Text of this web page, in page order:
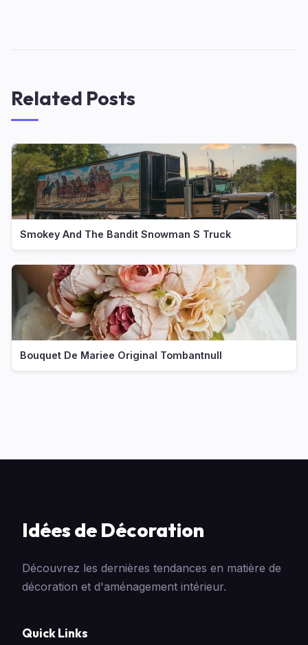
Related Posts
Smokey And The Bandit Snowman S Truck
Bouquet De Mariee Original Tombantnull
Idées de Décoration
Découvrez les dernières tendances en matière de
décoration et d'aménagement intérieur.
Quick Links